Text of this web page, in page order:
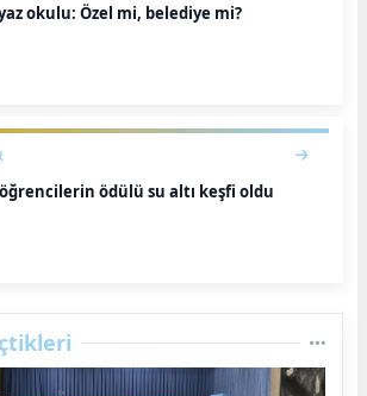
okulu: Özel mi, belediye mi?
ödülü su altı keşfi oldu